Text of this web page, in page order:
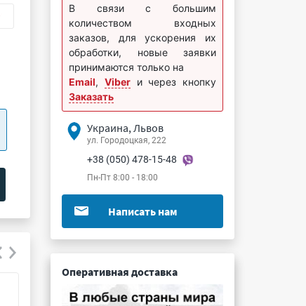
В связи с большим
количеством входных
заказов, для ускорения их
обработки, новые заявки
принимаются только на
Email, Viberи через кнопку
Заказать
Украина, Львов
ул. Городоцкая, 222
+38 (050) 478-15-48
Пн-Пт 8:00 - 18:00
Написать нам
Оперативная доставка